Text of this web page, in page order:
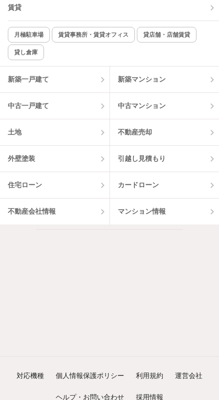
賃貸
月極駐車場 賃貸事務所・賃貸オフィス 貸店舗・店舗賃貸
貸し倉庫
新築一戸建て 新築マンション
中古一戸建て 中古マンション
土地 不動産売却
外壁塗装 引越し見積もり
住宅ローン カードローン
不動産会社情報 マンション情報
対応機種 個人情報保護ポリシー 利用規約 運営会社
ヘルプ・お問い合わせ 採用情報